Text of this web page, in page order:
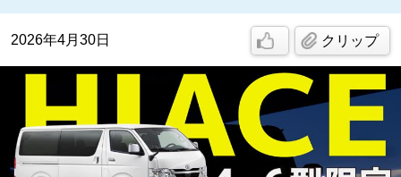
2026年4月30日 クリップ